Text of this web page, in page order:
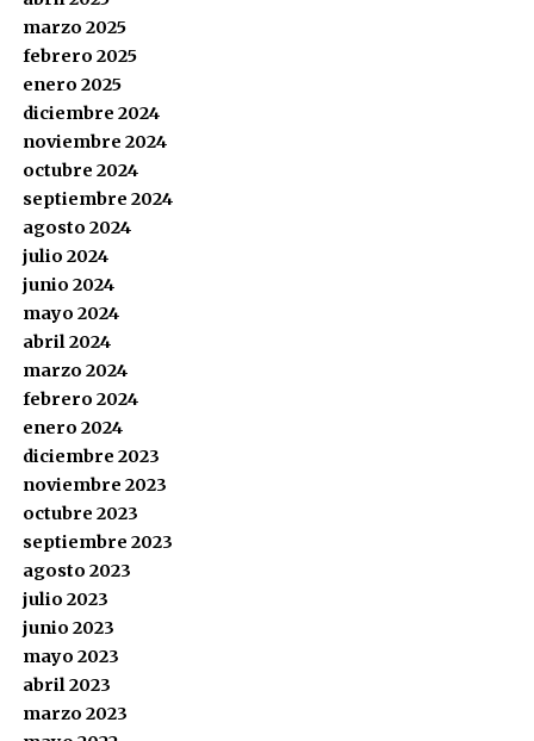
marzo 2025
febrero 2025
enero 2025
diciembre 2024
noviembre 2024
octubre 2024
septiembre 2024
agosto 2024
julio 2024
junio 2024
mayo 2024
abril 2024
marzo 2024
febrero 2024
enero 2024
diciembre 2023
noviembre 2023
octubre 2023
septiembre 2023
agosto 2023
julio 2023
junio 2023
mayo 2023
abril 2023
marzo 2023